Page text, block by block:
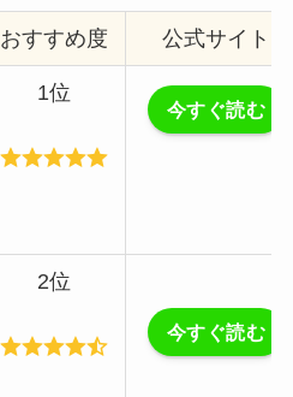
おすすめ度 公式サイト
1位
今すぐ読む
2位
今すぐ読む